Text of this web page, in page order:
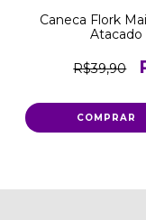
Caneca Flork
Atacado
R$39,90
COMPRAR